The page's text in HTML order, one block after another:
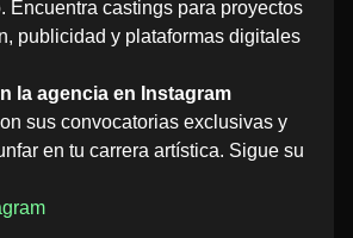
Encuentra castings para proyectos
publicidad y plataformas digitales
la agencia en Instagram
sus convocatorias exclusivas y
en tu carrera artística. Sigue su